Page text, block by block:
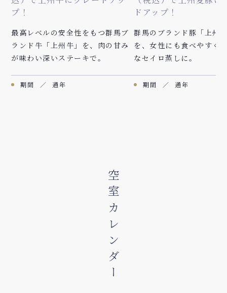
込）で上州牛にグレードアッ
最高レベルの安全性をもつ群馬ブ
ランド牛「上州牛」を、肉の甘み
（税込）で上州麦豚に
群馬のブランド豚「上州
を、女性にも食べやすく
空室カレンダー